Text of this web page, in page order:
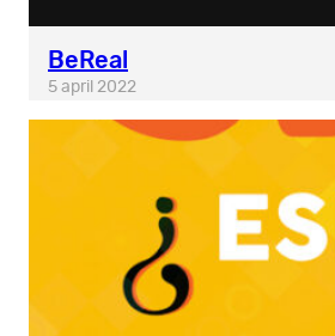
BeReal
5 april 2022